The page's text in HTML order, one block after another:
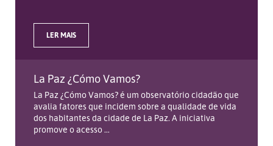
LER MAIS
La Paz ¿Cómo Vamos?
La Paz ¿Cómo Vamos? é um observatório cidadão que
avalia fatores que incidem sobre a qualidade de vida
dos habitantes da cidade de La Paz. A iniciativa
promove o acesso ...